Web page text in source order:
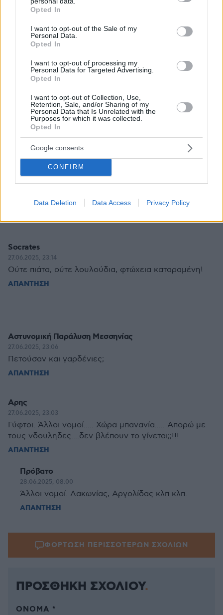
grant or deny consent to Google and its third-party tags to
use your data for below specified purposes in below Google
consent section.
Opted In
I want to opt-out of the Sale of my
Personal Data.
Opted In
I want to opt-out of processing my
Personal Data for Targeted Advertising.
Opted In
I want to opt-out of Collection, Use,
Retention, Sale, and/or Sharing of my
Personal Data that Is Unrelated with the
Purposes for which it was collected.
Opted In
Google consents
CONFIRM
Data Deletion Data Access Privacy Policy
Διαλυμένη αστυνομία
Καμία έκπληξη. Για την ΕΛ.ΑΣ. μιλάμε
ΑΠΑΝΤΗΣΗ
Αγέλαστος Ν
27.06.2025, 23:40
Η ΕΚΠΛΗΞΗ ΕΙΝΑΙ ΟΤΙ ΑΚΟΜΗ ΑΚΟΜΗ ΕΧΕΙΣ
ΤΕΛΕΘΕΑΣΗ ΚΥΡΙΕ...............
ΑΠΑΝΤΗΣΗ
27.06.2025, 23:26
Μας το είχε υποσχεθεί ο κουλης όταν έρθει στην
εξουσία αυτά που συνέβαιναν με το ΣΥΡΙΖΑ θα
τσιφτετέλια
Socrates
27.06.2025, 23:14
Ούτε πιάτα, ούτε λουλούδια, φτώχεια καταραμένη!
ΑΠΑΝΤΗΣΗ
Αστυνομική Παράλυση Μεσσηνίας
27.06.2025, 23:06
Πετούσαν και γαρδένιες;
ΑΠΑΝΤΗΣΗ
Αρης
27.06.2025, 23:03
Γύφτοι. Άλλοι νομοί..... Χώρα μπανανία..... Απορώ με
τους νδουληδες....δεν βλέπουν το γίνεται;;!!!
ΑΠΑΝΤΗΣΗ
Πρόβατο
28.06.2025, 08:00
Άλλοι νομοί. Λακωνίας, Αργολίδας κλπ κλπ.
ΑΠΑΝΤΗΣΗ
ΦΟΡΤΩΣΗ ΠΕΡΙΣΣΟΤΕΡΩΝ ΣΧΟΛΙΩΝ
ΠΡΟΣΘΗΚΗ ΣΧΟΛΙΟΥ
ΌΝΟΜΑ *